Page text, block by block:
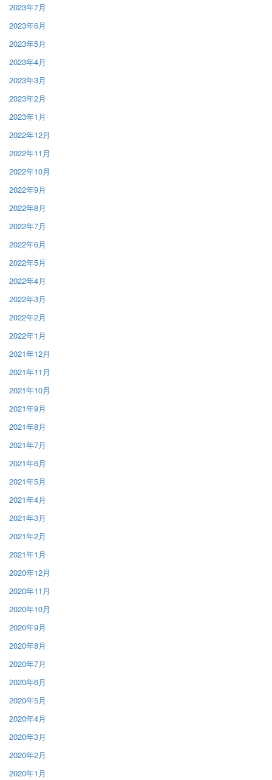
2023年7月
2023年6月
2023年5月
2023年4月
2023年3月
2023年2月
2023年1月
2022年12月
2022年11月
2022年10月
2022年9月
2022年8月
2022年7月
2022年6月
2022年5月
2022年4月
2022年3月
2022年2月
2022年1月
2021年12月
2021年11月
2021年10月
2021年9月
2021年8月
2021年7月
2021年6月
2021年5月
2021年4月
2021年3月
2021年2月
2021年1月
2020年12月
2020年11月
2020年10月
2020年9月
2020年8月
2020年7月
2020年6月
2020年5月
2020年4月
2020年3月
2020年2月
2020年1月